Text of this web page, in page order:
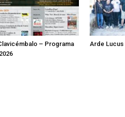
– Programa
Arde